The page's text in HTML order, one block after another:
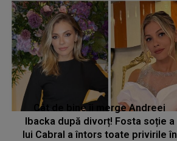
Cât de bine îi merge Andreei
Ibacka după divorț! Fosta soție a
lui Cabral a întors toate privirile în